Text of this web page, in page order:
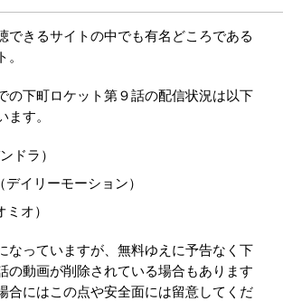
できるサイトの中でも有名どころである
。
の下町ロケット第９話の配信状況は以下
ます。
ドラ）
デイリーモーション）
オ）
なっていますが、無料ゆえに予告なく下
の動画が削除されている場合もあります
合にはこの点や安全面には留意してくだ